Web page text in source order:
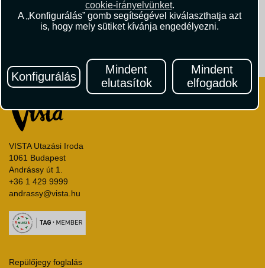
cookie-irányelvünket.
A „Konfigurálás” gomb segítségével kiválaszthatja azt
is, hogy mely sütiket kívánja engedélyezni.
Konfigurálás
Mindent
elutasítok
Mindent
elfogadok
Kövessen minket!
VISTA Utazási Iroda
1061 Budapest
Andrássy út 1.
+36 1 429 9999
andrassy@vista.hu
Repülőjegy foglalás